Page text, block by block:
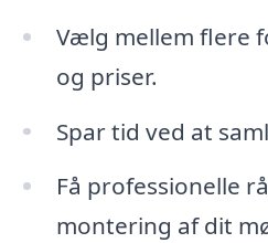
Vælg mellem flere
og priser.
Spar tid ved at
Få professionelle
montering af dit